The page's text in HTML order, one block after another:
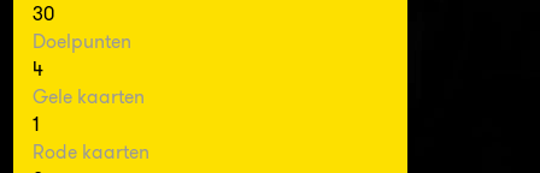
30
Doelpunten
4
Gele kaarten
1
Rode kaarten